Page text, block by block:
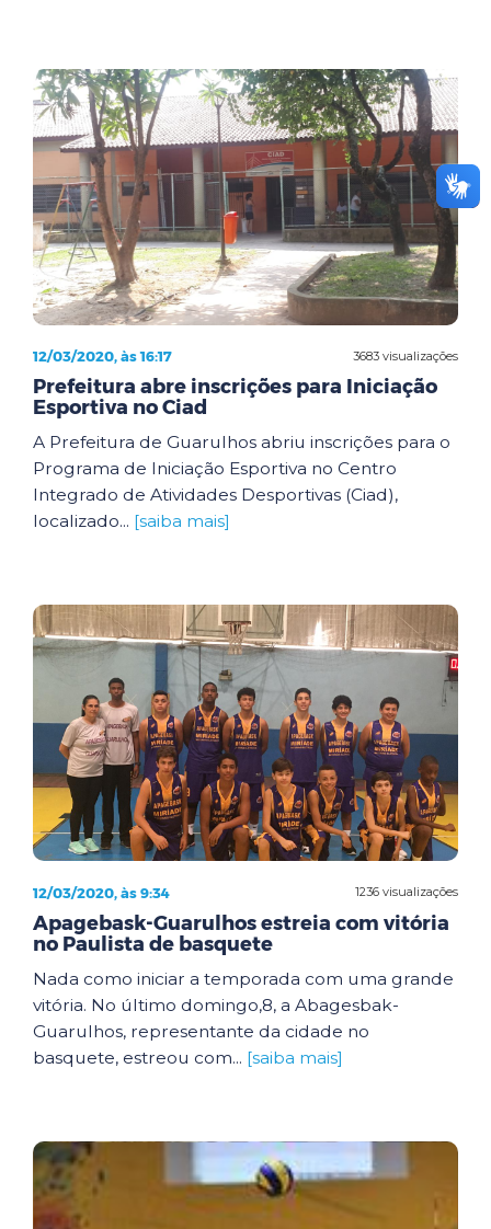
3683 visualizações
12/03/2020, às 16:17
Prefeitura abre inscrições para Iniciação
Esportiva no Ciad
A Prefeitura de Guarulhos abriu inscrições para o
Programa de Iniciação Esportiva no Centro
Integrado de Atividades Desportivas (Ciad),
localizado... [saiba mais]
1236 visualizações
12/03/2020, às 9:34
Apagebask-Guarulhos estreia com vitória
no Paulista de basquete
Nada como iniciar a temporada com uma grande
vitória. No último domingo,8, a Abagesbak-
Guarulhos, representante da cidade no
basquete, estreou com... [saiba mais]